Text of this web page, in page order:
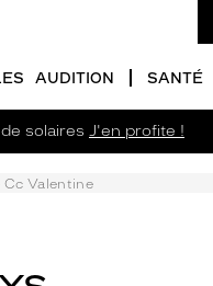
AUDITION SANTÉ
solaires J'en profite !
Cc Valentine